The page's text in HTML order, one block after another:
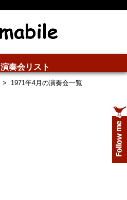
演奏会リスト
> 1971年4月の演奏会一覧